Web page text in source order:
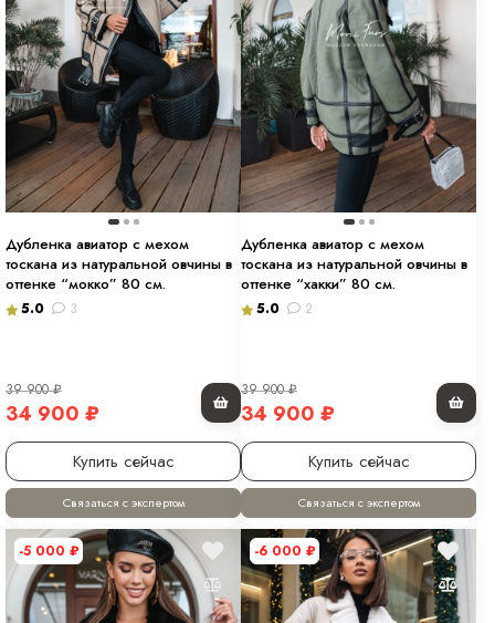
Дубленка авиатор с мехом
тоскана из натуральной овчины в
оттенке “мокко” 80 см.
5.0 3
39 900₽
34 900 ₽
Купить сейчас
Связаться с экспертом
Дубленка авиатор с мехом
тоскана из натуральной овчины в
оттенке “хакки” 80 см.
5.0 2
39 900₽
34 900 ₽
Купить сейчас
Связаться с экспертом
-5 000 ₽ -6 000 ₽